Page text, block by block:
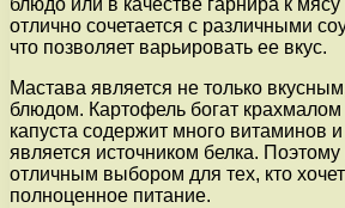
блюдо или в качестве гарнира к
отлично сочетается с различными
что позволяет варьировать ее вкус.
Мастава является не только
блюдом. Картофель богат крахмалом
капуста содержит много витаминов
является источником белка.
отличным выбором для тех, кто
полноценное питание.